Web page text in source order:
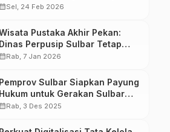
Hari
calendar_monthSel, 24 Feb 2026
Pustaka Akhir Pekan:
Dinas Perpusip Sulbar Tetap
Buka Sabtu-Minggu
calendar_monthRab, 7 Jan 2026
Pemprov Sulbar Siapkan Payung
Hukum untuk Gerakan Sulbar
Mandarras
calendar_monthRab, 3 Des 2025